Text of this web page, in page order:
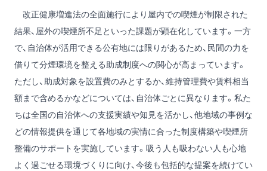
改正健康増進法の全面施行により屋内での喫煙が制限された
結果、屋外の喫煙所不足といった課題が顕在化しています。一方
で、自治体が活用できる公有地には限りがあるため、民間の力を
借りて分煙環境を整える助成制度への関心が高まっています。
ただし、助成対象を設置費のみとするか、維持管理費や賃料相当
額まで含めるかなどについては、自治体ごとに異なります。私た
ちは全国の自治体への支援実績や知見を活かし、他地域の事例な
どの情報提供を通じて各地域の実情に合った制度構築や喫煙所
整備のサポートを実施しています。吸う人も吸わない人も心地
よく過ごせる環境づくりに向け、今後も包括的な提案を続けてい